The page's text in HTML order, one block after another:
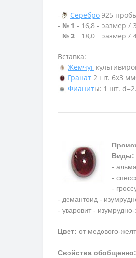
- Серебро 925
- № 1 - 16,8 - размер /
- № 2 - 18,0 - размер /
Вставка:
Жемчуг
Гранат 2 шт. 6х3
Фианиты: 1 шт.
Виды:
-
-
-
- демантоид -
- уваровит -
Цвет: от медового-
Свойства обобщенно: